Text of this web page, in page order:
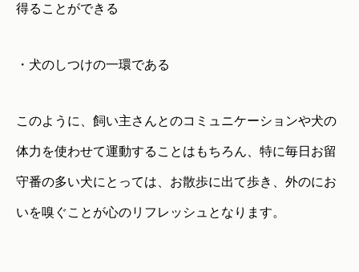
得ることができる
・犬のしつけの一環である
このように、飼い主さんとのコミュニケーションや犬の
体力を使わせて運動することはもちろん、特に毎日お留
守番の多い犬にとっては、お散歩に出て歩き、外のにお
いを嗅ぐことが心のリフレッシュとなります。